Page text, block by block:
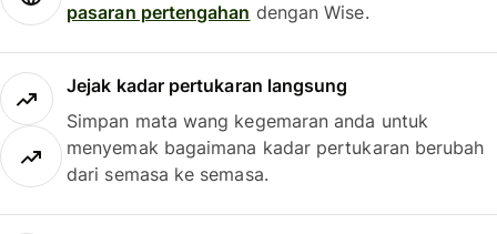
pasaran pertengahan dengan Wise.
Jejak kadar pertukaran langsung
Simpan mata wang kegemaran anda untuk
menyemak bagaimana kadar pertukaran berubah
dari semasa ke semasa.